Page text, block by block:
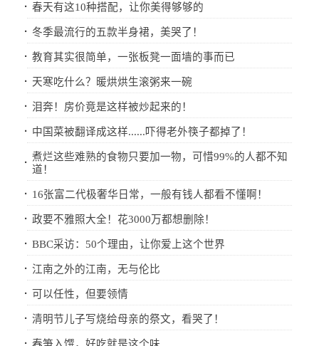
· 春天有这10种搭配，让你美得够够的
· 冬季最流行的五款半身裙，美哭了！
· 教育其实很简单，一张板凳一面墙的事而已
· 天寒吃什么？暖烘烘生滚粥来一碗
· 泪奔！房价竟是这样被炒起来的！
· 中国菜被翻译成这样......吓得老外筷子都掉了！
· 煮烂这些难熟的食物只要加一物，可惜99%的人都不知
道！
· 16张富二代极奢华日常，一般有钱人都看不懂啊！
· 政要不雅照大全！花3000万都想删除！
· BBC采访：50个理由，让你爱上这个世界
· 江南之外的江南，无与伦比
· 可以任性，但要领情
· 清明节儿子写烧给母亲的祭文，看哭了！
·